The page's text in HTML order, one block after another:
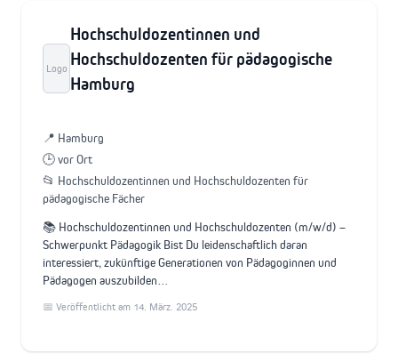
Logo
Hochschuldozentinnen und
Hochschuldozenten für pädagogische
Hamburg
📍 Hamburg
🕒 vor Ort
📂 Hochschuldozentinnen und Hochschuldozenten für
pädagogische Fächer
📚 Hochschuldozentinnen und Hochschuldozenten (m/w/d) –
Schwerpunkt Pädagogik Bist Du leidenschaftlich daran
interessiert, zukünftige Generationen von Pädagoginnen und
Pädagogen auszubilden…
📅 Veröffentlicht am 14. März. 2025